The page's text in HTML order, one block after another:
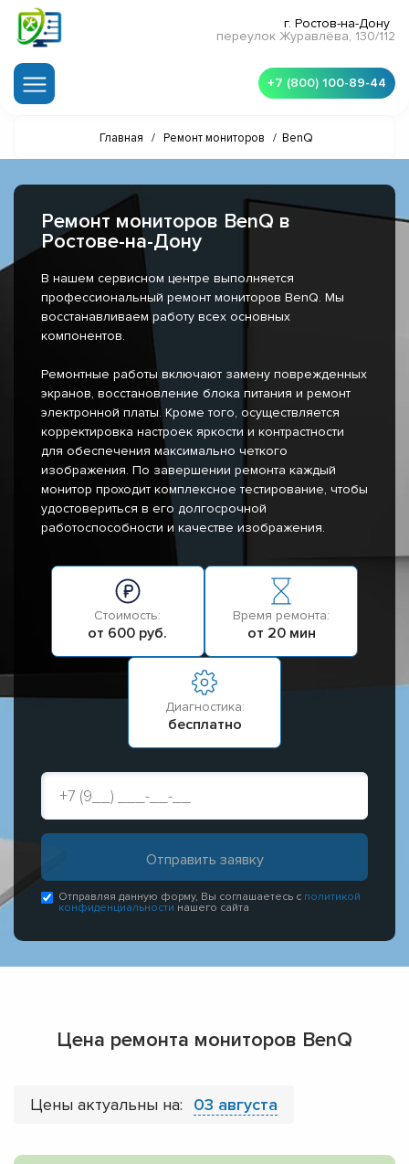
г. Ростов-на-Дону
переулок Журавлёва, 130/112
+7 (800) 100-89-44
Главная / Ремонт мониторов / BenQ
Ремонт мониторов BenQ в
Ростове-на-Дону
В нашем сервисном центре выполняется
профессиональный ремонт мониторов BenQ. Мы
восстанавливаем работу всех основных
компонентов.
Ремонтные работы включают замену поврежденных
экранов, восстановление блока питания и ремонт
электронной платы. Кроме того, осуществляется
корректировка настроек яркости и контрастности
для обеспечения максимально четкого
изображения. По завершении ремонта каждый
монитор проходит комплексное тестирование, чтобы
удостовериться в его долгосрочной
работоспособности и качестве изображения.
Стоимость:
от 600 руб.
Время ремонта:
от 20 мин
Диагностика:
бесплатно
Отправляя данную форму, Вы соглашаетесь с политикой
конфиденциальности нашего сайта
Цена ремонта мониторов BenQ
Цены актуальны на: 03 августа